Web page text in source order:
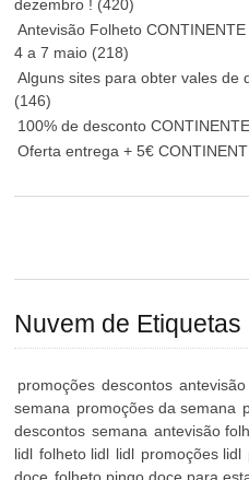
dezembro ! (420)
Antevisão Folheto
4 a 7 maio (218)
Alguns sites para obter vales de
(146)
100% de desconto
Oferta entrega + 5€
Nuvem de Etiquetas
promoções descontos antevisão
semana promoções da semana
descontos semana antevisão
lidl folheto lidl lidl promoções lidl
doce folheto pingo doce para